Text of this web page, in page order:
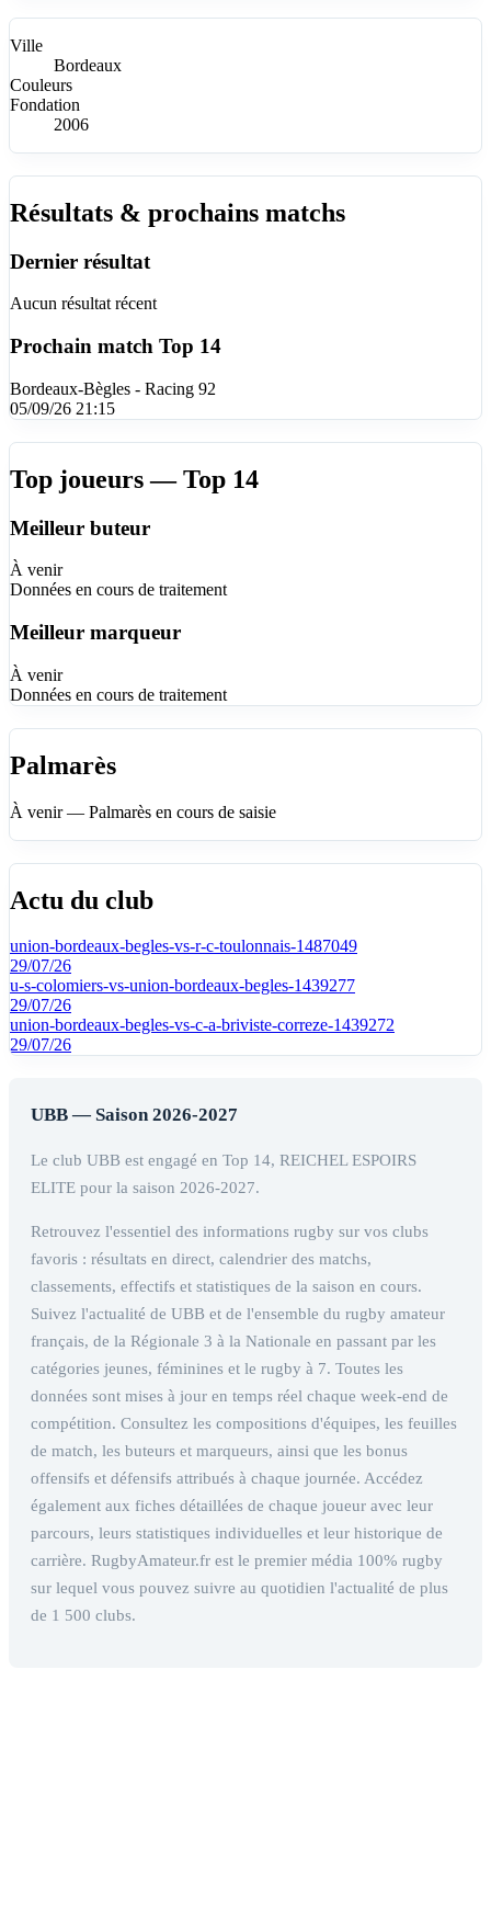
Ville
Bordeaux
Couleurs
Fondation
2006
Résultats & prochains matchs
Dernier résultat
Aucun résultat récent
Prochain match Top 14
Bordeaux-Bègles - Racing 92
05/09/26 21:15
Top joueurs — Top 14
Meilleur buteur
À venir
Données en cours de traitement
Meilleur marqueur
À venir
Données en cours de traitement
Palmarès
À venir — Palmarès en cours de saisie
Actu du club
union-bordeaux-begles-vs-r-c-toulonnais-1487049
29/07/26
u-s-colomiers-vs-union-bordeaux-begles-1439277
29/07/26
union-bordeaux-begles-vs-c-a-briviste-correze-1439272
29/07/26
UBB — Saison 2026-2027
Le club UBB est engagé en Top 14, REICHEL ESPOIRS
ELITE pour la saison 2026-2027.
Retrouvez l'essentiel des informations rugby sur vos clubs
favoris : résultats en direct, calendrier des matchs,
classements, effectifs et statistiques de la saison en cours.
Suivez l'actualité de UBB et de l'ensemble du rugby amateur
français, de la Régionale 3 à la Nationale en passant par les
catégories jeunes, féminines et le rugby à 7. Toutes les
données sont mises à jour en temps réel chaque week-end de
compétition. Consultez les compositions d'équipes, les feuilles
de match, les buteurs et marqueurs, ainsi que les bonus
offensifs et défensifs attribués à chaque journée. Accédez
également aux fiches détaillées de chaque joueur avec leur
parcours, leurs statistiques individuelles et leur historique de
carrière. RugbyAmateur.fr est le premier média 100% rugby
sur lequel vous pouvez suivre au quotidien l'actualité de plus
de 1 500 clubs.